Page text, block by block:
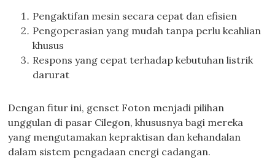
Pengaktifan mesin secara cepat dan efisien
Pengoperasian yang mudah tanpa perlu keahlian
khusus
Respons yang cepat terhadap kebutuhan listrik
darurat
Dengan fitur ini, genset Foton menjadi pilihan
unggulan di pasar Cilegon, khususnya bagi mereka
yang mengutamakan kepraktisan dan kehandalan
dalam sistem pengadaan energi cadangan.